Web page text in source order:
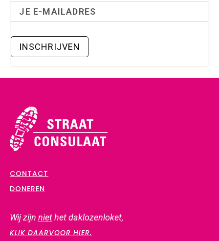
CONTACT
DONEREN
Wij zijn niethet daklozenloket,
KLIK DAARVOOR HIER.